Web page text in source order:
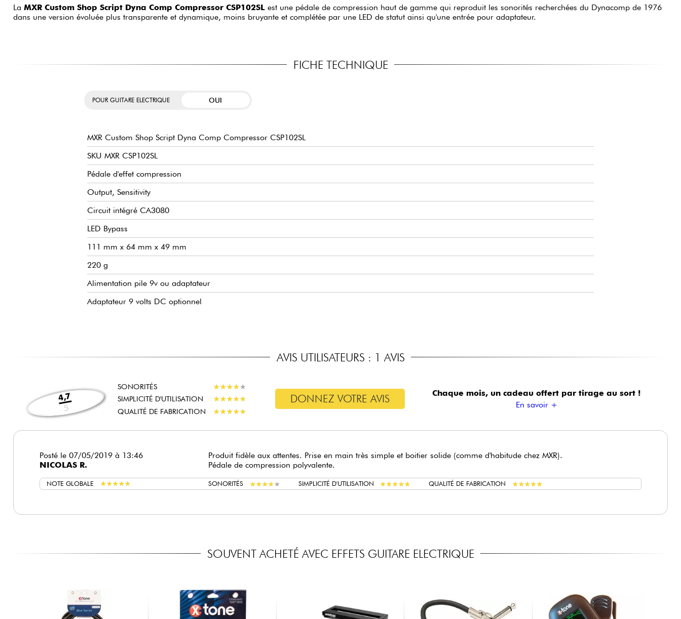
La MXR Custom Shop Script Dyna Comp Compressor CSP102SLest une pédale de compression haut de gamme qui reproduit les sonorités recherchées du Dynacomp de 1976
dans une version évoluée plus transparente et dynamique, moins bruyante et complétée par une LED de statut ainsi qu'une entrée pour adaptateur.
FICHE TECHNIQUE
POUR GUITARE ELECTRIQUE OUI
MXR Custom Shop Script Dyna Comp Compressor CSP102SL
SKU MXR CSP102SL
Pédale d'effet compression
Output, Sensitivity
Circuit intégré CA3080
LED Bypass
111 mm x 64 mm x 49 mm
220 g
Alimentation pile 9v ou adaptateur
Adaptateur 9 volts DC optionnel
AVIS UTILISATEURS : 1 AVIS
4,7
5
SONORITÉS ★★★★★
★★★★★
SIMPLICITÉ D'UTILISATION
★★★★★
★★★★★
QUALITÉ DE FABRICATION
★★★★★
★★★★★
DONNEZ VOTRE AVIS Chaque mois, un cadeau offert par tirage au sort !
En savoir +
Posté le 07/05/2019 à 13:46
NICOLAS R.
Produit fidèle aux attentes. Prise en main très simple et boitier solide (comme d'habitude chez MXR).
Pédale de compression polyvalente.
NOTE GLOBALE ★★★★★
★★★★★ SONORITÉS ★★★★★
★★★★★ SIMPLICITÉ D'UTILISATION ★★★★★
★★★★★ QUALITÉ DE FABRICATION ★★★★★
★★★★★
SOUVENT ACHETÉ AVEC EFFETS GUITARE ELECTRIQUE